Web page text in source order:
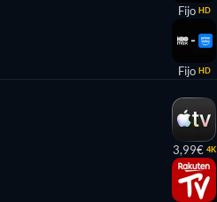
Fijo HD
Fijo HD
3,99€ 4K